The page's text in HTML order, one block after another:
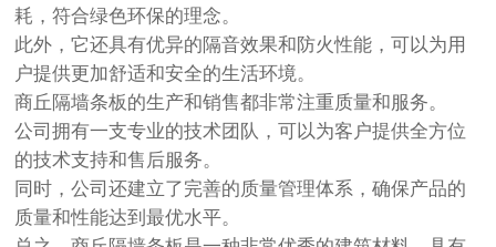
耗，符合绿色环保的理念。
此外，它还具有优异的隔音效果和防火性能，可以为用
户提供更加舒适和安全的生活环境。
商丘隔墙条板的生产和销售都非常注重质量和服务。
公司拥有一支专业的技术团队，可以为客户提供全方位
的技术支持和售后服务。
同时，公司还建立了完善的质量管理体系，确保产品的
质量和性能达到最优水平。